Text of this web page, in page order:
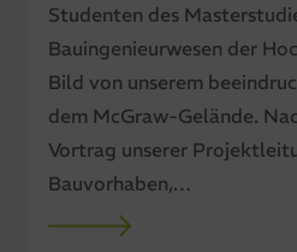
Studenten des
Bauingenieurwesen der
Bild von unserem
dem McGraw-Gelände.
Vortrag unserer
Bauvorhaben,…